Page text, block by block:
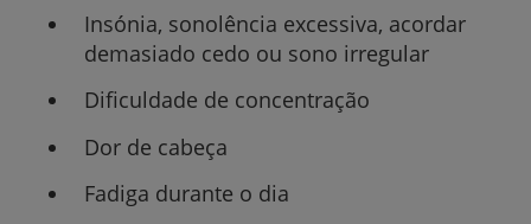
Insónia, sonolência excessiva, acordar
demasiado cedo ou sono irregular
Dificuldade de concentração
Dor de cabeça
Fadiga durante o dia